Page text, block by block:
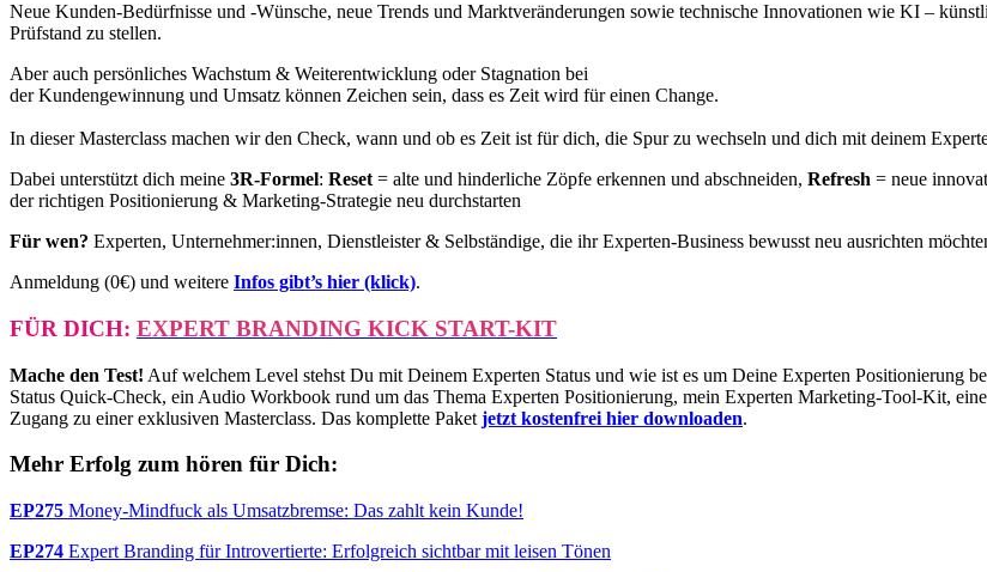
Neue Kunden-Bedürfnisse und -Wünsche, neue Trends und Marktveränderungen sowie technische Innovationen wie KI –
Prüfstand zu stellen.
Aber auch persönliches Wachstum & Weiterentwicklung oder Stagnation bei
der Kundengewinnung und Umsatz können Zeichen sein, dass es Zeit wird für einen Change.
In dieser Masterclass machen wir den Check, wann und ob es Zeit ist für dich, die Spur zu wechseln und dich mit deinem
Dabei unterstützt dich meine 3R-Formel: Reset = alte und hinderliche Zöpfe erkennen und abschneiden, Refresh = neue
der richtigen Positionierung & Marketing-Strategie neu durchstarten
Für wen? Experten, Unternehmer:innen, Dienstleister & Selbständige, die ihr Experten-Business bewusst neu ausrichten
Anmeldung (0€) und weitere Infos gibt’s hier (klick).
FÜR DICH: EXPERT BRANDING KICK START-KIT
Mache den Test! Auf welchem Level stehst Du mit Deinem Experten Status und wie ist es um Deine Experten Positionierung
Status Quick-Check, ein Audio Workbook rund um das Thema Experten Positionierung, mein Experten Marketing-Tool-Kit,
Zugang zu einer exklusiven Masterclass. Das komplette Paket jetzt kostenfrei hier downloaden.
Mehr Erfolg zum hören für Dich:
EP275 Money-Mindfuck als Umsatzbremse: Das zahlt kein Kunde!
EP274 Expert Branding für Introvertierte: Erfolgreich sichtbar mit leisen Tönen